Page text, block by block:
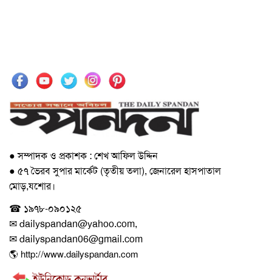
● সম্পাদক ও প্রকাশক : শেখ আফিল উদ্দিন
● ৫৭ ভৈরব সুপার মার্কেট (তৃতীয় তলা), জেনারেল হাসপাতাল
মোড়,যশোর।
☎ ১৯৭৮-০৯০১২৫
✉ dailyspandan@yahoo.com,
✉ dailyspandan06@gmail.com
🌎 http://www.dailyspandan.com